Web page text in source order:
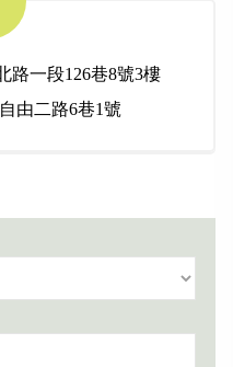
路一段126巷8號3樓
自由二路6巷1號